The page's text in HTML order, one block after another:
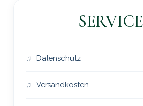
SERVICE
Datenschutz
Versandkosten